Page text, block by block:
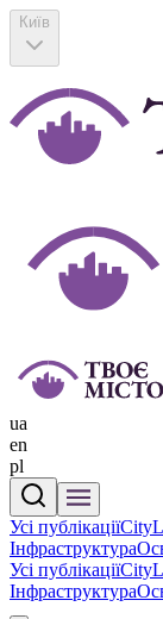
Київ
ua
en
pl
Усі публікації
Інфраструктура
Усі публікації
Інфраструктура